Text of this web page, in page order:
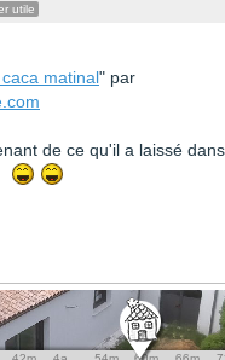
utile
matinal" par
de ce qu'il a laissé